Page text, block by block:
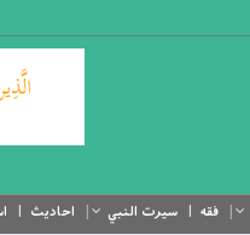
فقه سیرت النبي احادیث